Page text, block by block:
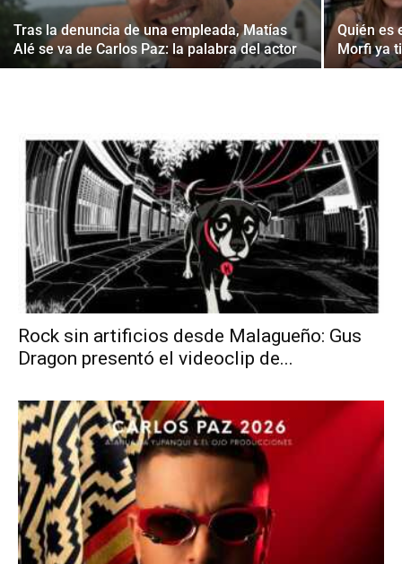
Tras la denuncia de una empleada, Matías
Alé se va de Carlos Paz: la palabra del actor
Quién es
Morfi ya
Rock sin artificios desde Malagueño: Gus
Dragon presentó el videoclip de...